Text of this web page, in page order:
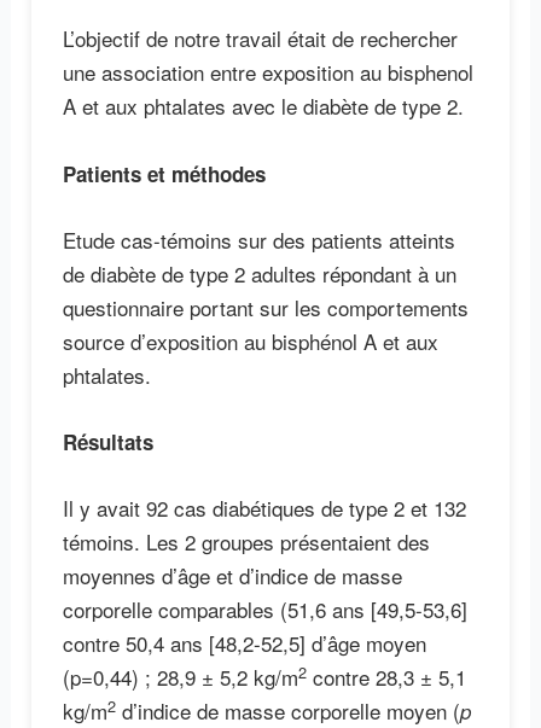
L’objectif de notre travail était de rechercher
une association entre exposition au bisphenol
A et aux phtalates avec le diabète de type 2.
Patients et méthodes
Etude cas-témoins sur des patients atteints
de diabète de type 2 adultes répondant à un
questionnaire portant sur les comportements
source d’exposition au bisphénol A et aux
phtalates.
Résultats
Il y avait 92 cas diabétiques de type 2 et 132
témoins. Les 2 groupes présentaient des
moyennes d’âge et d’indice de masse
corporelle comparables (51,6 ans [49,5-53,6]
contre 50,4 ans [48,2-52,5] d’âge moyen
(p=0,44) ; 28,9 ± 5,2 kg/m2contre 28,3 ± 5,1
kg/m2d’indice de masse corporelle moyen (p